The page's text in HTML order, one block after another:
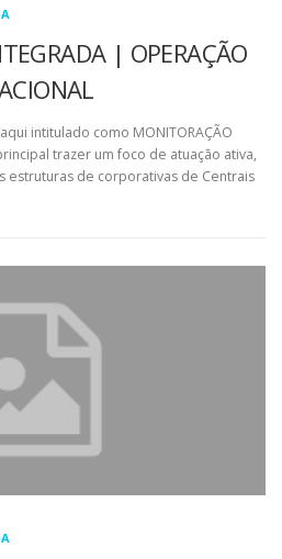
| OPERAÇÃO
intitulado como MONITORAÇÃO
trazer um foco de atuação ativa,
estruturas de corporativas de Centrais